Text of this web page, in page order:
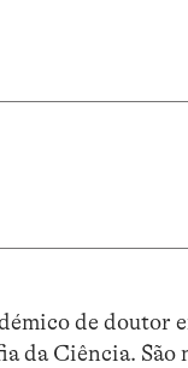
de doutor
Ciência. São